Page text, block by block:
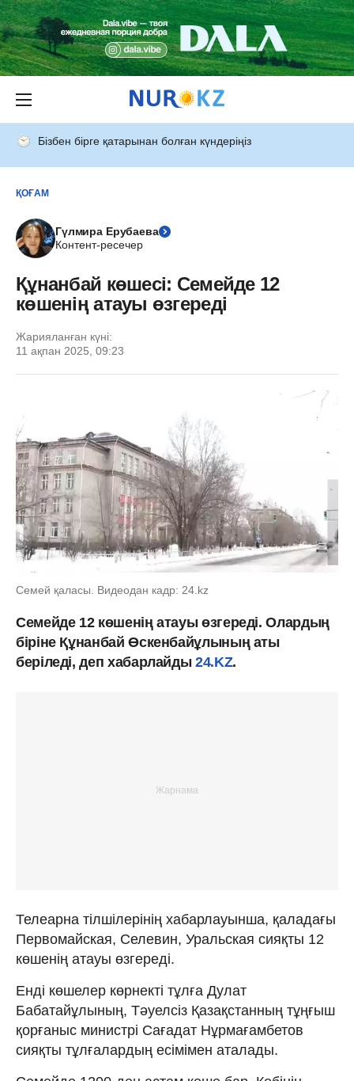
Бізбен бірге қатарынан болған күндеріңіз
ҚОҒАМ
Гүлмира Ерубаева
Контент-ресечер
Құнанбай көшесі: Семейде 12
көшенің атауы өзгереді
Жарияланған күні:
11 ақпан 2025, 09:23
Семей қаласы. Видеодан кадр: 24.kz
Семейде 12 көшенің атауы өзгереді. Олардың
біріне Құнанбай Өскенбайұлының аты
беріледі, деп хабарлайды 24.KZ.
Телеарна тілшілерінің хабарлауынша, қаладағы
Первомайская, Селевин, Уральская сияқты 12
көшенің атауы өзгереді.
Енді көшелер көрнекті тұлға Дулат
Бабатайұлының, Тәуелсіз Қазақстанның тұңғыш
қорғаныс министрі Сағадат Нұрмағамбетов
сияқты тұлғалардың есімімен аталады.